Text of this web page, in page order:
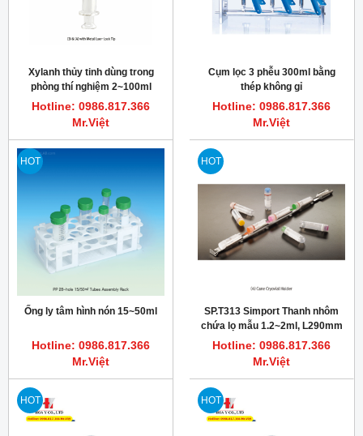
Xylanh thủy tinh dùng trong
phòng thí nghiệm 2~100ml
TRUTH
Hotline: 0986.817.366
Mr.Việt
Cụm lọc 3 phễu 300ml bằng
thép không gỉ
Hotline: 0986.817.366
Mr.Việt
HOT
Ống ly tâm hình nón 15~50ml
Hotline: 0986.817.366
Mr.Việt
HOT
SP.T313 Simport Thanh nhôm
chứa lọ mẫu 1.2~2ml, L290mm
Hotline: 0986.817.366
Mr.Việt
HOT HOT